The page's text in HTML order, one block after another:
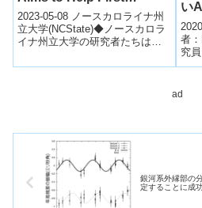
Responders Reach
Accident Sites Faster)
2023-05-08 ノースカロライナ州
立大学(NCState)◆ノースカロラ
イナ州立大学の研究者たちは、
者が車両事故現場に到達する...
い
者
究
教
ad
銀河系外縁部の
定することに成功